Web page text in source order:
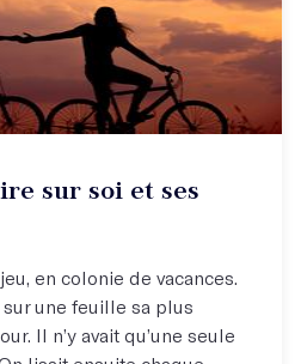
sur soi et ses
en colonie de vacances.
une feuille sa plus
Il n’y avait qu’une seule